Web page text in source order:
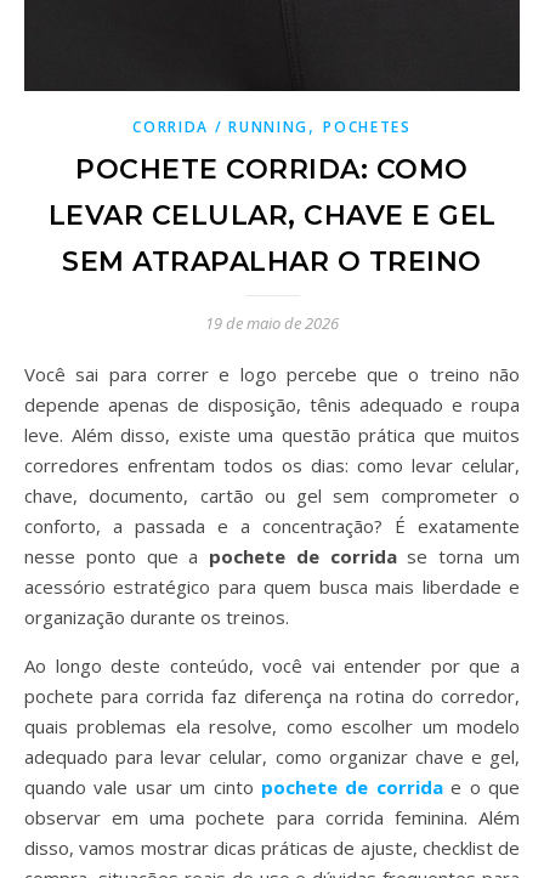
CORRIDA / RUNNING,POCHETES
POCHETE CORRIDA: COMO
LEVAR CELULAR, CHAVE E GEL
SEM ATRAPALHAR O TREINO
19 de maio de 2026
Você sai para correr e logo percebe que o treino não
depende apenas de disposição, tênis adequado e roupa
leve. Além disso, existe uma questão prática que muitos
corredores enfrentam todos os dias: como levar celular,
chave, documento, cartão ou gel sem comprometer o
conforto, a passada e a concentração? É exatamente
nesse ponto que a pochete de corridase torna um
acessório estratégico para quem busca mais liberdade e
organização durante os treinos.
Ao longo deste conteúdo, você vai entender por que a
pochete para corrida faz diferença na rotina do corredor,
quais problemas ela resolve, como escolher um modelo
adequado para levar celular, como organizar chave e gel,
quando vale usar um cinto pochete de corridae o que
observar em uma pochete para corrida feminina. Além
disso, vamos mostrar dicas práticas de ajuste, checklist de